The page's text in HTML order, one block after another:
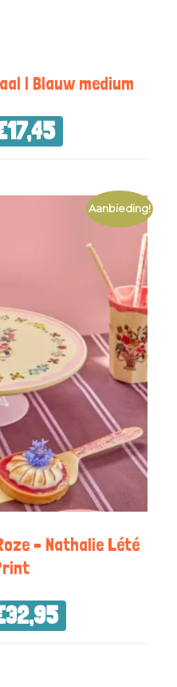
| Blauw medium
17,45
Aanbieding!
– Nathalie Lété
32,95